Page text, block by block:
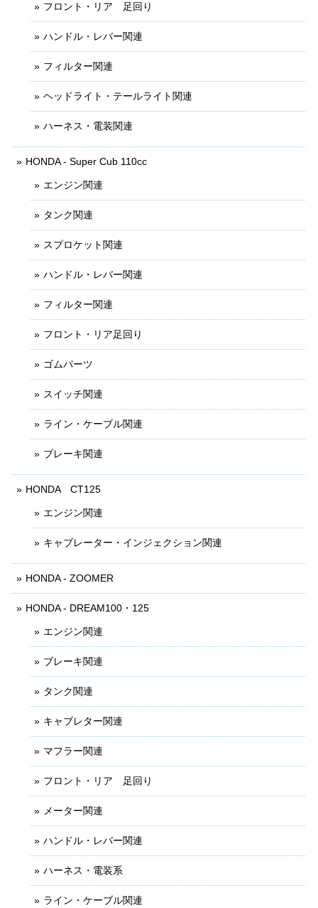
フロント・リア 足回り
ハンドル・レバー関連
フィルター関連
ヘッドライト・テールライト関連
ハーネス・電装関連
HONDA - Super Cub 110cc
エンジン関連
タンク関連
スプロケット関連
ハンドル・レバー関連
フィルター関連
フロント・リア足回り
ゴムパーツ
スイッチ関連
ライン・ケーブル関連
ブレーキ関連
HONDA CT125
エンジン関連
キャブレーター・インジェクション関連
HONDA - ZOOMER
HONDA - DREAM100・125
エンジン関連
ブレーキ関連
タンク関連
キャブレター関連
マフラー関連
フロント・リア 足回り
メーター関連
ハンドル・レバー関連
ハーネス・電装系
ライン・ケーブル関連